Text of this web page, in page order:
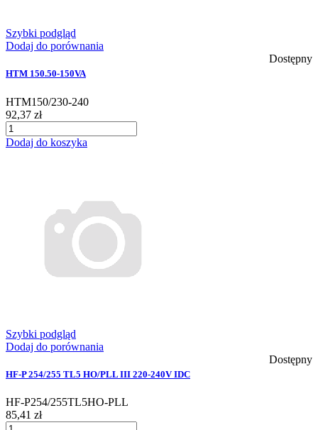
Szybki podgląd
Dodaj do porównania
Dostępny
HTM 150.50-150VA
HTM150/230-240
92,37 zł
Dodaj do koszyka
Szybki podgląd
Dodaj do porównania
Dostępny
HF-P 254/255 TL5 HO/PLL III 220-240V IDC
HF-P254/255TL5HO-PLL
85,41 zł